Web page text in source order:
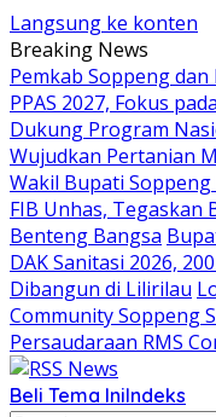
Langsung ke konten
Breaking News
Pemkab Soppeng dan
PPAS 2027, Fokus
Dukung Program
Wujudkan Pertanian
Wakil Bupati
FIB Unhas, Tegaskan
Benteng Bangsa
DAK Sanitasi 2026,
Dibangun di Lilirilau
Community Soppeng
Persaudaraan RMS
Beli Tema IniIndeks